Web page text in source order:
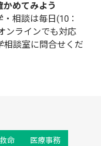
めてみよう
相談は毎日(10：
ンラインでも対応
相談室に問合せくだ
命 医療事務